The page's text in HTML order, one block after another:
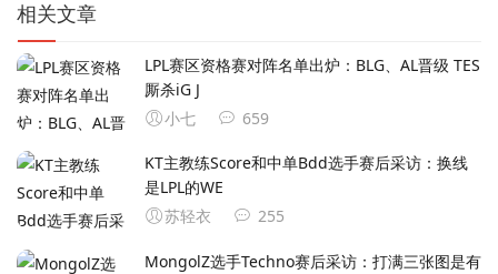
相关文章
LPL赛区资格赛对阵名单出炉：BLG、AL晋级 TES
厮杀iG J
小七
659
KT主教练Score和中单Bdd选手赛后采访：换线
是LPL的WE
苏轻衣
255
MongolZ选手Techno赛后采访：打满三张图是有